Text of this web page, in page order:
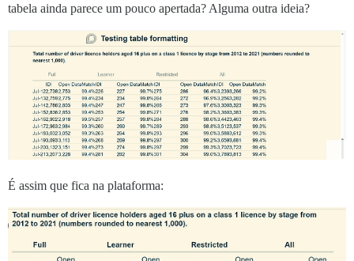
tabela ainda parece um pouco apertada? Alguma outra ideia?
É assim que fica na plataforma: